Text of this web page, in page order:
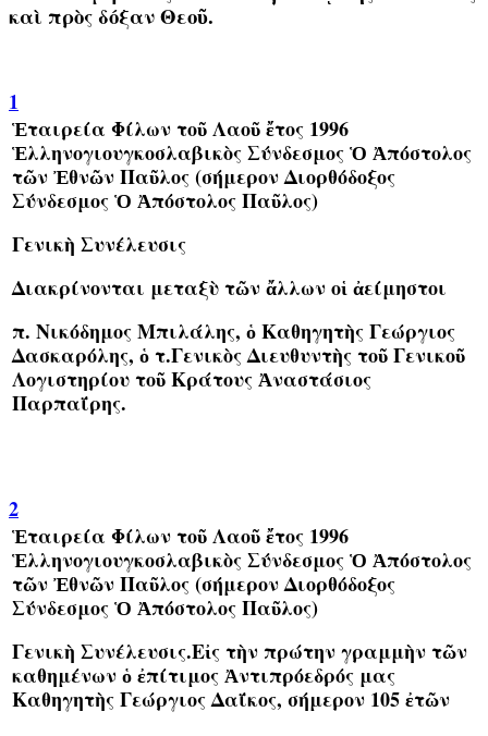
καὶ πρὸς δόξαν Θεοῦ.
1
Ἑταιρεία Φίλων τοῦ Λαοῦ ἔτος 1996
Ἑλληνογιουγκοσλαβικὸς Σύνδεσμος Ὁ Ἀπόστολος
τῶν Ἐθνῶν Παῦλος (σήμερον Διορθόδοξος
Σύνδεσμος Ὁ Ἀπόστολος Παῦλος)
Γενικὴ Συνέλευσις
Διακρίνονται μεταξὺ τῶν ἄλλων οἱ ἀείμηστοι
π. Νικόδημος Μπιλάλης, ὁ Καθηγητὴς Γεώργιος
Δασκαρόλης, ὁ τ.Γενικὸς Διευθυντὴς τοῦ Γενικοῦ
Λογιστηρίου τοῦ Κράτους Ἀναστάσιος
Παρπαΐρης.
2
Ἑταιρεία Φίλων τοῦ Λαοῦ ἔτος 1996
Ἑλληνογιουγκοσλαβικὸς Σύνδεσμος Ὁ Ἀπόστολος
τῶν Ἐθνῶν Παῦλος (σήμερον Διορθόδοξος
Σύνδεσμος Ὁ Ἀπόστολος Παῦλος)
Γενικὴ Συνέλευσις.Εἰς τὴν πρώτην γραμμὴν τῶν
καθημένων ὁ ἐπίτιμος Ἀντιπρόεδρός μας
Καθηγητὴς Γεώργιος Δαΐκος, σήμερον 105 ἐτῶν